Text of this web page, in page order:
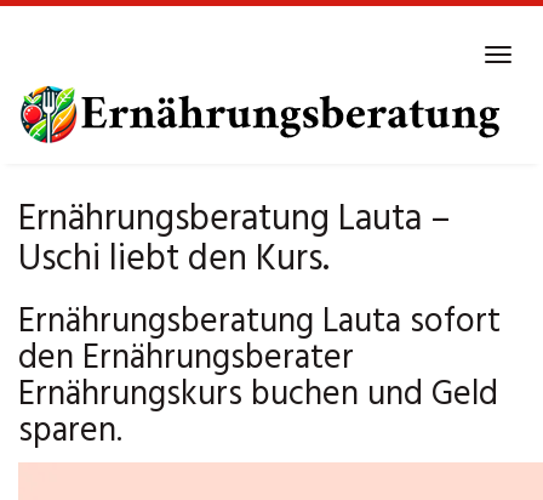
main
content
Ernährungsberatung Lauta –
Uschi liebt den Kurs.
Ernährungsberatung Lauta sofort
den Ernährungsberater
Ernährungskurs buchen und Geld
sparen.